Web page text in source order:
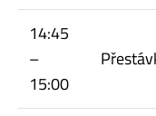
14:45
–
15:00